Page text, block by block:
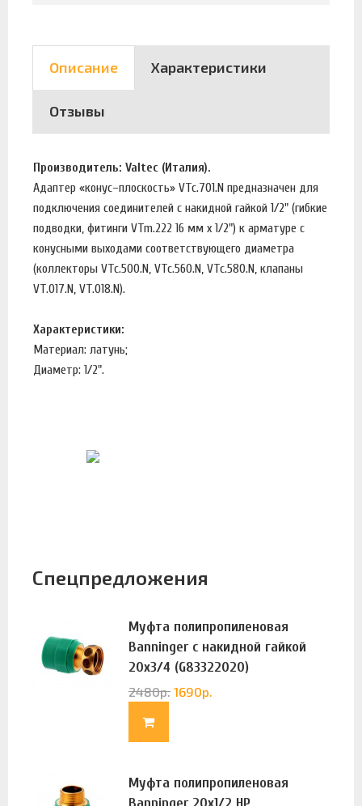
Описание Характеристики
Отзывы
Производитель: Valtec (Италия).
Адаптер «конус–плоскость» VTc.701.N предназначен для
подключения соединителей с накидной гайкой 1/2" (гибкие
подводки, фитинги VTm.222 16 мм x 1/2") к арматуре с
конусными выходами соответствующего диаметра
(коллекторы VTc.500.N, VTc.560.N, VTc.580.N, клапаны
VT.017.N, VT.018.N).
Характеристики:
Материал: латунь;
Диаметр: 1/2".
Спецпредложения
Муфта полипропиленовая
Banninger с накидной гайкой
20х3/4 (G83322020)
2480р. 1690р.
Муфта полипропиленовая